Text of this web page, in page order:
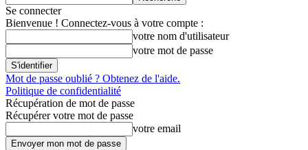
Se connecter
Bienvenue ! Connectez-vous à votre compte :
votre nom d'utilisateur
votre mot de passe
Mot de passe oublié ? Obtenez de l'aide.
Politique de confidentialité
Récupération de mot de passe
Récupérer votre mot de passe
votre email